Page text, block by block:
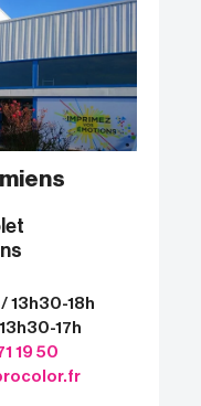
13h30-18h
17h
19 50